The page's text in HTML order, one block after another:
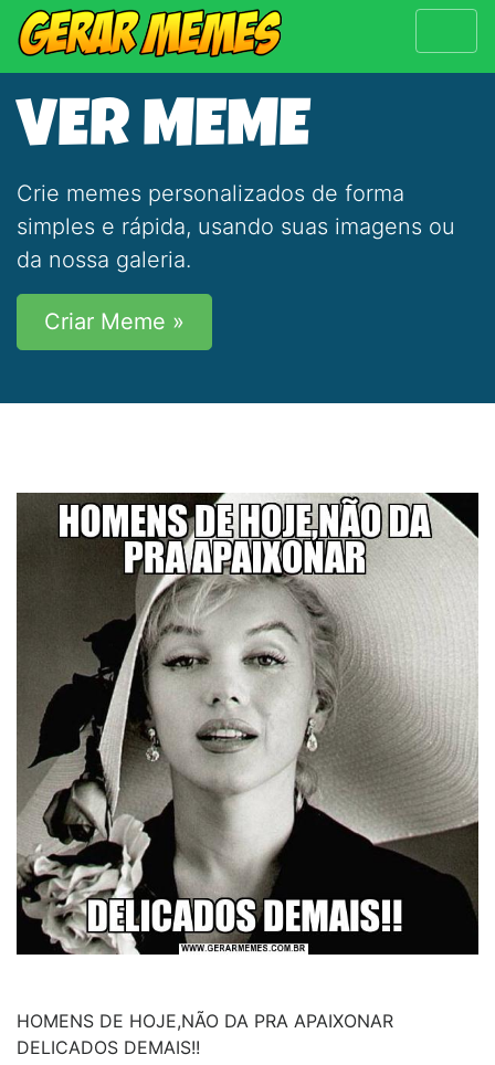
VER MEME
Crie memes personalizados de forma
simples e rápida, usando suas imagens ou
da nossa galeria.
Criar Meme »
HOMENS DE HOJE,NÃO DA PRA APAIXONAR
DELICADOS DEMAIS!!